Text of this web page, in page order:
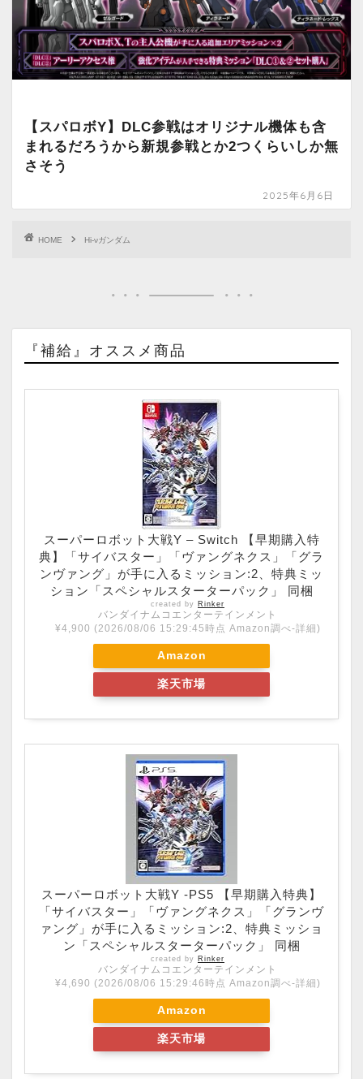
【スパロボY】DLC参戦はオリジナル機体も含
まれるだろうから新規参戦とか2つくらいしか無
さそう
2025年6月6日
HOME Hi-νガンダム
『補給』オススメ商品
スーパーロボット大戦Y – Switch 【早期購入特
典】「サイバスター」「ヴァングネクス」「グラ
ンヴァング」が手に入るミッション:2、特典ミッ
ション「スペシャルスターターパック」 同梱
created by Rinker
バンダイナムコエンターテインメント
¥4,900 (2026/08/06 15:29:45時点 Amazon調べ-詳細)
Amazon
楽天市場
スーパーロボット大戦Y -PS5 【早期購入特典】
「サイバスター」「ヴァングネクス」「グランヴ
ァング」が手に入るミッション:2、特典ミッショ
ン「スペシャルスターターパック」 同梱
created by Rinker
バンダイナムコエンターテインメント
¥4,690 (2026/08/06 15:29:46時点 Amazon調べ-詳細)
Amazon
楽天市場